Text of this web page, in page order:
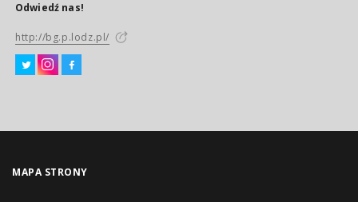
Odwiedź nas!
http://bg.p.lodz.pl/
MAPA STRONY